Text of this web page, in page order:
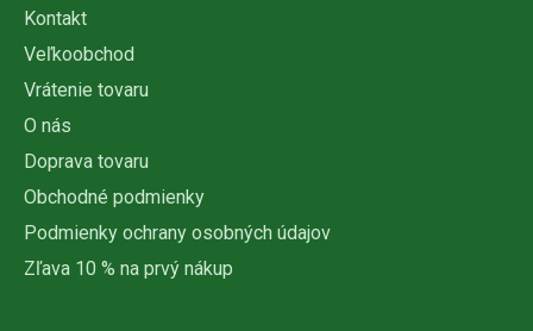
Kontakt
Veľkoobchod
Vrátenie tovaru
O nás
Doprava tovaru
Obchodné podmienky
Podmienky ochrany osobných údajov
Zľava 10 % na prvý nákup